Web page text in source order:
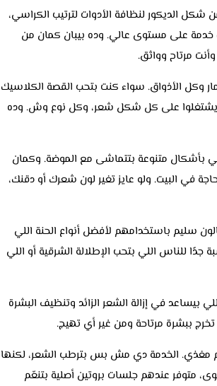
الديكور لنظافة الأدوات لترتيب الكراسي،
خدمة على مستوى عالي. وده بيبان كمان من
مرتاح وواثق.
وكل الأذواق. سواء كنت بتحب القصة الكلاسيك
يشتغلوا على كل شكل شعر، وكل نوع وش. وده
بأشكال متنوعة بتتماشى مع الموضة. وكمان
في البيت. ولو عايز تغير لون شعرك أو دقنك،
سليم باستخدامهم لأفضل أنواع الحنة اللي
للناس اللي بتحب الإطلالة الشرقية أو اللي
في إزالة الشعر الزائد وتنظيف البشرة
ببشرة مرتاحة ومن غير أي تهيج.
مغذي. الخدمة دي مش بس بترطب الشعر، لكنها
متوفر عندهم جلسات بروتين أصلية بتنعّم